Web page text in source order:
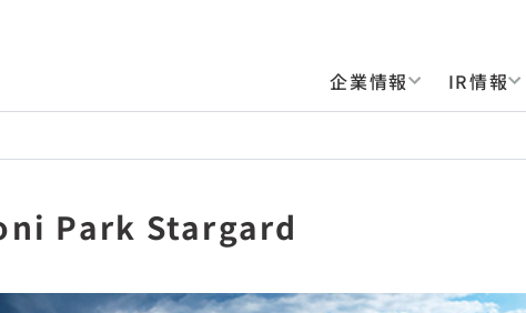
企業情報 IR情報
Park Stargard